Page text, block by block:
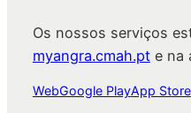
Os nossos serviços
myangra.cmah.pt e na
WebGoogle PlayApp Store